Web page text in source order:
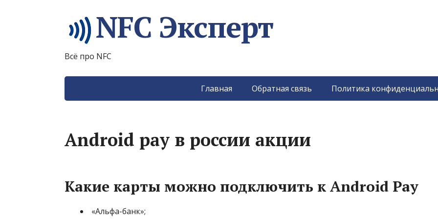
NFC Эксперт
Всё про NFC
Главная Обратная связь Политика
Android pay в россии акции
Какие карты можно подключить к Android Pay
«Альфа-банк»;